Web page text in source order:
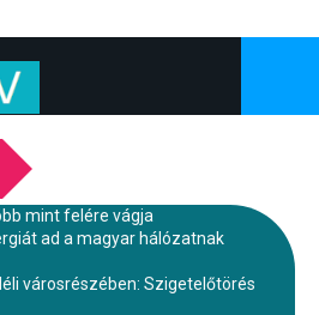
mint felére vágja
ad a magyar hálózatnak
városrészében: Szigetelőtörés